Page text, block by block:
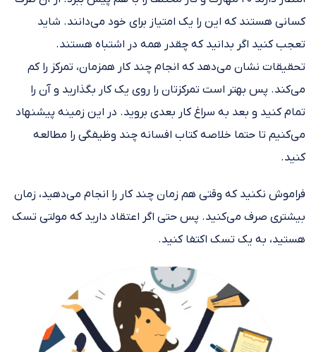
کسانی هستند که این را یک امتیاز برای خود می‌دانند. شاید
تعجب کنید اگر بدانید که چقدر همه در اشتباه هستند.
تحقیقات نشان می‌دهد که انجام چند کار همزمان، تمرکز را کم
می‌کند. پس بهتر است تمرکزتان را روی یک کار بگذارید و آن را
تمام کنید و بعد به سراغ کار بعدی بروید. در این زمینه پیشنهاد
می‌کنیم تا حتما خلاصه کتاب افسانه چند وظیفگی را مطالعه
کنید.
فراموش نکنید که وقتی هم زمان چند کار را انجام می‌دهید، زمان
بیشتری صرف می‌کنید. پس حتی اگر اعتقاد دارید که مولتی تسک
هستید، به یک تسک اکتفا کنید.